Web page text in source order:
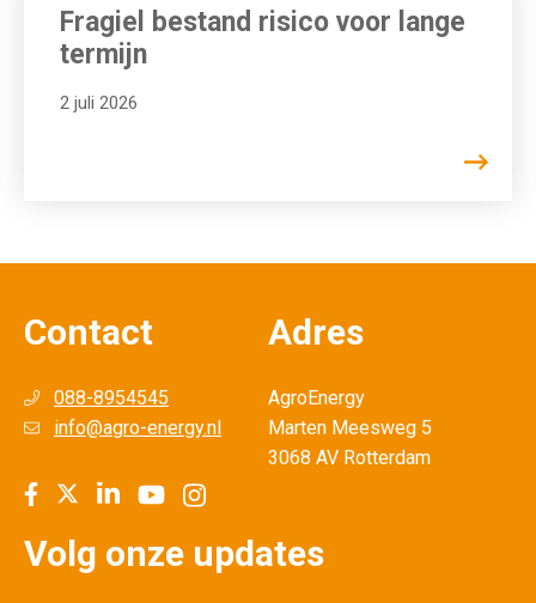
Fragiel bestand risico voor lange
termijn
2 juli 2026
Contact
088-8954545
info@agro-energy.nl
Adres
AgroEnergy
Marten Meesweg 5
3068 AV Rotterdam
Volg onze updates